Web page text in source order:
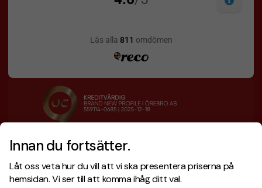
Innan du fortsätter.
Låt oss veta hur du vill att vi ska presentera priserna på
hemsidan. Vi ser till att komma ihåg ditt val.
Designskiss inom 1 h
Fri offert
Snabb leverans